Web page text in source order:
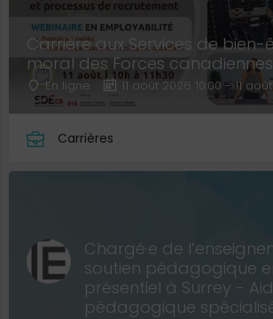
Carrière aux Services de bien-
moral des Forces canadiennes
En ligne 11 août 2026 10:00 - 11
Carrières
Chargé·e de
soutien pédagogique
présentiel à Surrey -
pédagogique